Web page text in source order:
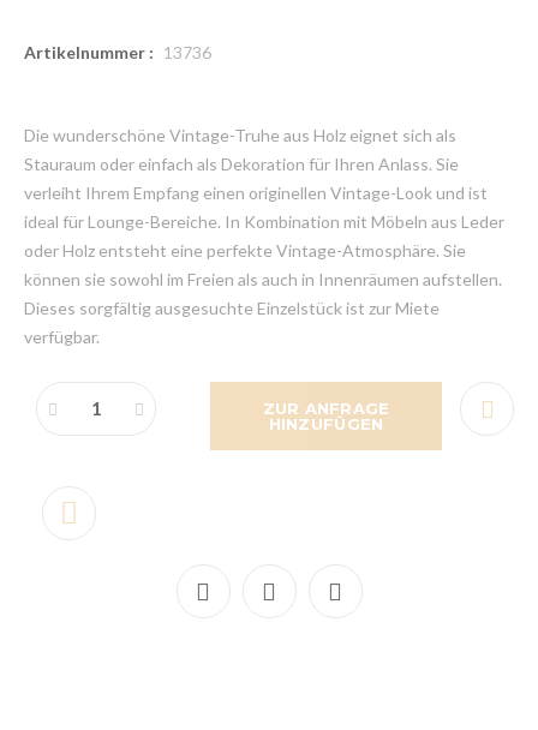
Artikelnummer : 13736
Die wunderschöne Vintage-Truhe aus Holz eignet sich als
Stauraum oder einfach als Dekoration für Ihren Anlass. Sie
verleiht Ihrem Empfang einen originellen Vintage-Look und ist
ideal für Lounge-Bereiche. In Kombination mit Möbeln aus Leder
oder Holz entsteht eine perfekte Vintage-Atmosphäre. Sie
können sie sowohl im Freien als auch in Innenräumen aufstellen.
Dieses sorgfältig ausgesuchte Einzelstück ist zur Miete
verfügbar.
ZUR ANFRAGE
HINZUFÜGEN